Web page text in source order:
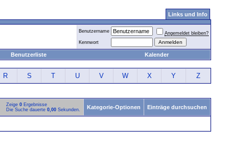
Links und Info
Benutzername
Angemeldet bleiben?
Kennwort
Benutzerliste Kalender
R S T U V W X Y Z
Zeige 0 Ergebnisse
Die Suche dauerte 0,00 Sekunden. Kategorie-Optionen Einträge durchsuchen